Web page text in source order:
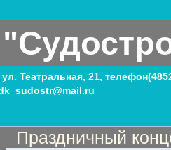
Театральная, 21,
Праздничный